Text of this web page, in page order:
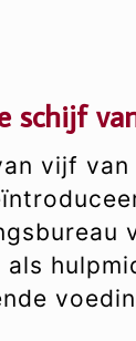
schijf
vijf
als